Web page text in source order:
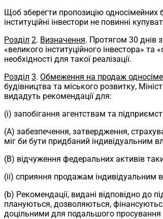
Щоб зберегти пропозицію односімейних
інституційні інвестори не повинні
Розділ 2. Визначення. Протягом 30 днів
«великого інституційного інвестора»
необхідності для такої реалізації.
Розділ 3. Обмеження на продаж
будівництва та міського розвитку,
видадуть рекомендації для:
(i) запобігання агентствам та
(A) забезпечення, затвердження,
міг би бути придбаний індивідуальним
(B) відчуження федеральних активів
(ii) сприяння продажам індивідуальним
(b) Рекомендації, видані відповідно до
плануються, дозволяються,
доцільними для подальшого просування